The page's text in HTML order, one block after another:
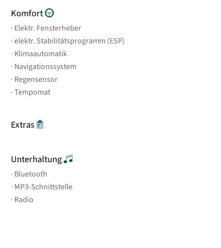
Komfort
Elektr. Fensterheber
elektr. Stabilitätsprogramm (ESP)
Klimaautomatik
Navigationssystem
Regensensor
Tempomat
Extras
Unterhaltung
Bluetooth
MP3-Schnittstelle
Radio